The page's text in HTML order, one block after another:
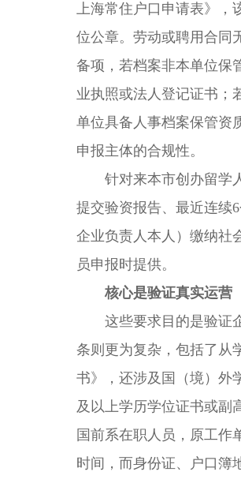
上海常住户口申请表》，
位公章。劳动或聘用合同
备项，若档案非本单位保
业执照或法人登记证书；
单位具备人事档案保管资
申报主体的合规性。
针对来本市创办留学人
提交验资报告、最近连续
企业负责人本人）缴纳社
员申报时提供。
核心是验证真实运营
这些要求目的是验证企
条则更为复杂，包括了从
书》，还涉及国（境）外
及以上学历学位证书或副
国前系在职人员，原工作
时间，而身份证、户口簿